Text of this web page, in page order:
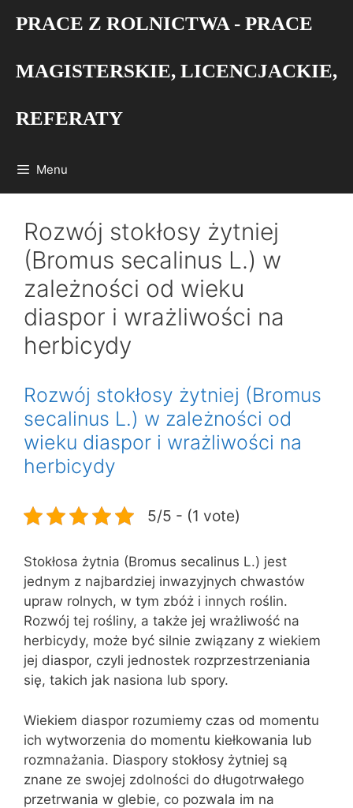
PRACE Z ROLNICTWA - PRACE
MAGISTERSKIE, LICENCJACKIE,
REFERATY
Menu
Rozwój stokłosy żytniej
(Bromus secalinus L.) w
zależności od wieku
diaspor i wrażliwości na
herbicydy
Rozwój stokłosy żytniej (Bromus
secalinus L.) w zależności od
wieku diaspor i wrażliwości na
herbicydy
5/5 - (1 vote)
Stokłosa żytnia (Bromus secalinus L.) jest
jednym z najbardziej inwazyjnych chwastów
upraw rolnych, w tym zbóż i innych roślin.
Rozwój tej rośliny, a także jej wrażliwość na
herbicydy, może być silnie związany z wiekiem
jej diaspor, czyli jednostek rozprzestrzeniania
się, takich jak nasiona lub spory.
Wiekiem diaspor rozumiemy czas od momentu
ich wytworzenia do momentu kiełkowania lub
rozmnażania. Diaspory stokłosy żytniej są
znane ze swojej zdolności do długotrwałego
przetrwania w glebie, co pozwala im na